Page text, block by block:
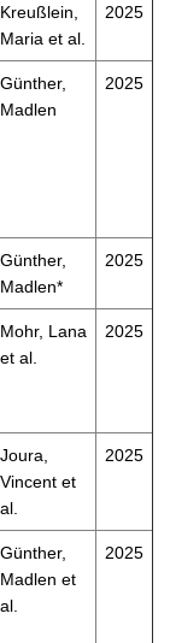
Kreußlein,
Maria et al.
2025
Günther,
Madlen
2025
Günther,
Madlen*
2025
Mohr, Lana
et al.
2025
Joura,
Vincent et
al.
2025
Günther,
Madlen et
al.
2025